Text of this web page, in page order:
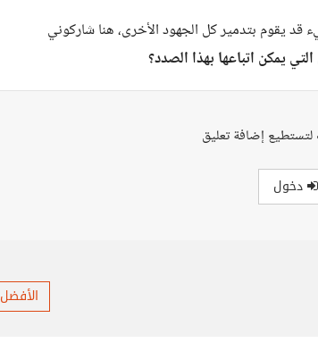
يقوم بتدمير كل الجهود الأخرى، هنا شاركوني
يمكن اتباعها بهذا الصدد؟
إضافة تعليق
دخول
الأفضل